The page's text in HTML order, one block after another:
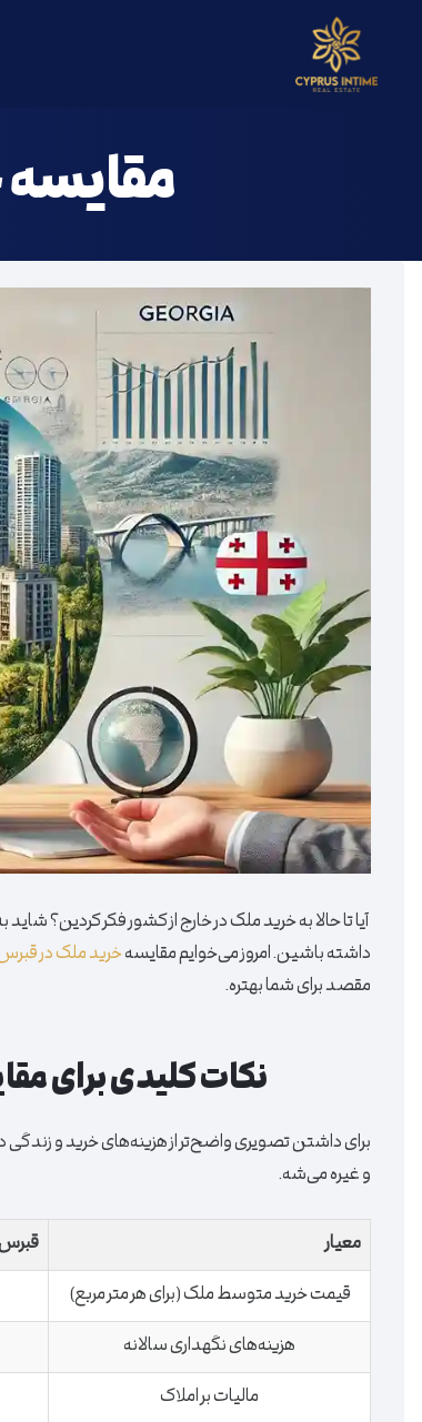
آیا تا حالا به خرید ملک در خارج از کشور فکر کردین؟
داشته باشین. امروز می‌خوایم مقایسهخرید ملک در
مقصد برای شما بهتره.
نکات کلیدی برای
برای داشتن تصویری واضح‌تر از هزینه‌های خرید و زندگی
و غیره می‌شه.
معیار
قیمت خرید متوسط ملک (برای هر متر مربع)
هزینه‌های نگهداری سالانه
مالیات بر املاک